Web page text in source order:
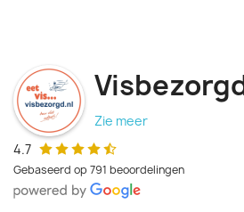
Zie meer
4.7
Gebaseerd op 791 beoordelingen